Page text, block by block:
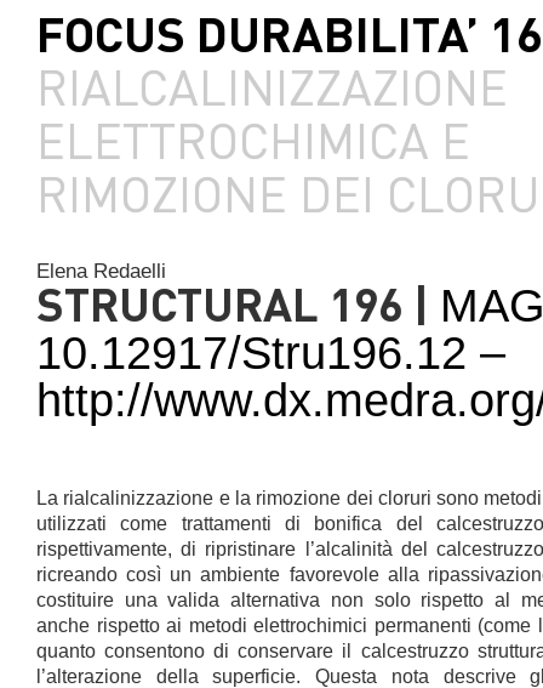
FOCUS DURABILITA’ 16
RIALCALINIZZAZIONE
ELETTROCHIMICA E
RIMOZIONE DEI
Elena Redaelli
STRUCTURAL 196 |
10.12917/Stru196.12 –
http://
La rialcalinizzazione e la rimozione dei cloruri sono
utilizzati come trattamenti di bonifica del
rispettivamente, di ripristinare l’alcalinità del
ricreando così un ambiente favorevole alla
costituire una valida alternativa non solo rispetto al
anche rispetto ai metodi elettrochimici permanenti (come
quanto consentono di conservare il calcestruzzo
l’alterazione della superficie. Questa nota